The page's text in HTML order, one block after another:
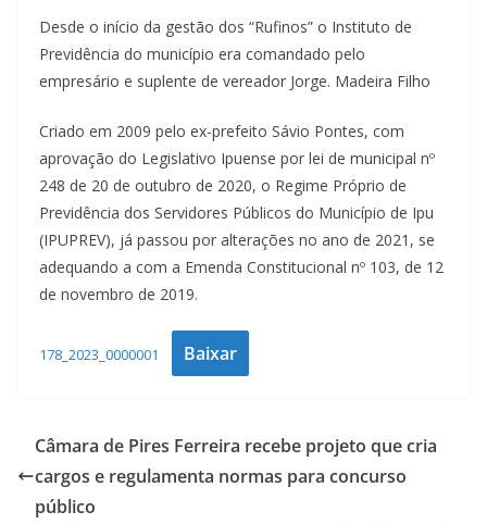
Desde o início da gestão dos “Rufinos” o Instituto de
Previdência do município era comandado pelo
empresário e suplente de vereador Jorge. Madeira Filho
Criado em 2009 pelo ex-prefeito Sávio Pontes, com
aprovação do Legislativo Ipuense por lei de municipal nº
248 de 20 de outubro de 2020, o Regime Próprio de
Previdência dos Servidores Públicos do Município de Ipu
(IPUPREV), já passou por alterações no ano de 2021, se
adequando a com a Emenda Constitucional nº 103, de 12
de novembro de 2019.
178_2023_0000001 Baixar
Câmara de Pires Ferreira recebe projeto que cria
cargos e regulamenta normas para concurso
público